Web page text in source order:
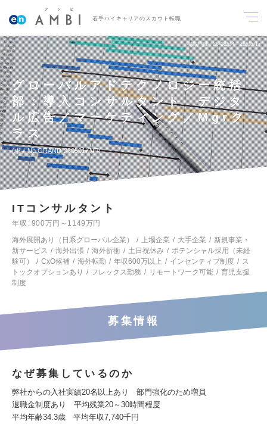
若手ハイキャリアのスカウト転職
掲載期間 26/08/04～26/08/17
グローバルアドテクノロジー統括
部：導入コンサルタント デジタ
ル広告／マーケティング／Mgrク
ラス
求人No.GRAND-260501KNP
ITコンサルタント
年収
900万円～1149万円
海外展開あり（日系グローバル企業）
上場企業 大手企業
新規事業・
新サービス
海外出張 海外折衝 土日祝休み
ポテンシャル採用（未経
験可）
CxO候補 海外転勤 年収600万以上 インセンティブ制度
ス
トックオプションあり
フレックス勤務 リモートワーク可能
育児支援
制度
募集情報
なぜ募集しているのか
弊社からの入社実績20名以上あり 部門強化のため増員
退職金制度あり 平均残業20～30時間程度
平均年齢34.3歳 平均年収7,740千円